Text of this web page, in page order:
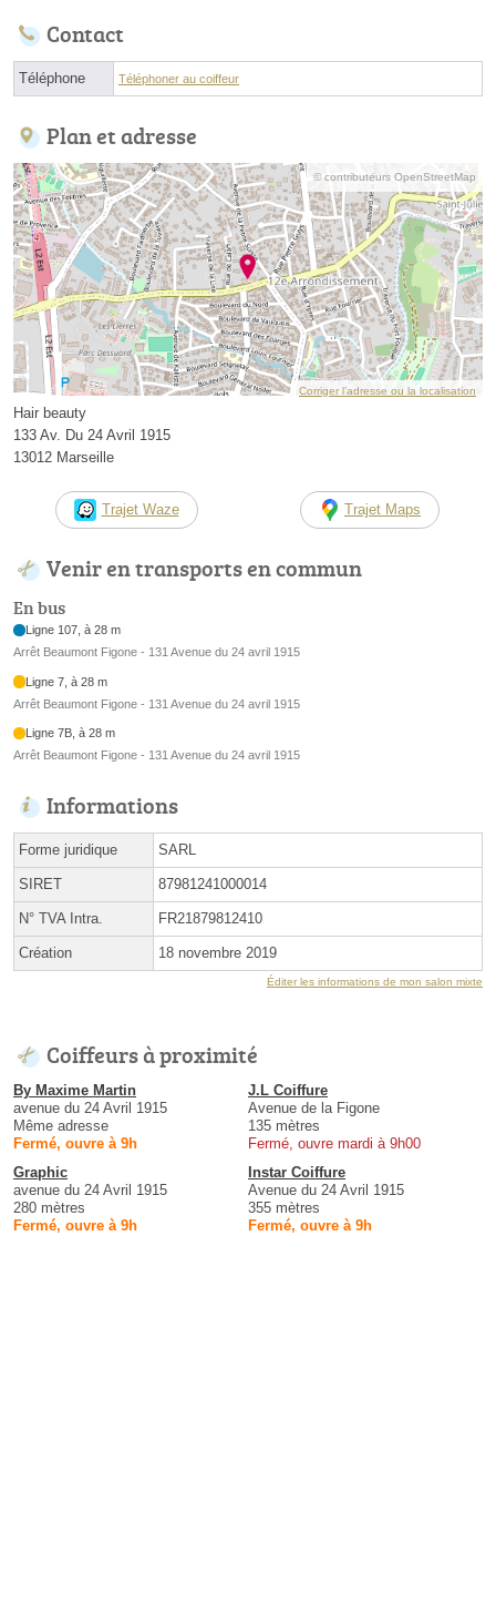
Contact
Téléphone Téléphoner au coiffeur
Plan et adresse
© contributeurs OpenStreetMap
Corriger l’adresse ou la localisation
Hair beauty
133 Av. Du 24 Avril 1915
13012 Marseille
Trajet Waze Trajet Maps
Venir en transports en commun
En bus
Ligne 107, à 28 m
Arrêt Beaumont Figone - 131 Avenue du 24 avril 1915
Ligne 7, à 28 m
Arrêt Beaumont Figone - 131 Avenue du 24 avril 1915
Ligne 7B, à 28 m
Arrêt Beaumont Figone - 131 Avenue du 24 avril 1915
Informations
Forme juridique SARL
SIRET 87981241000014
N° TVA Intra. FR21879812410
Création 18 novembre 2019
Éditer les informations de mon salon mixte
Coiffeurs à proximité
By Maxime Martin
avenue du 24 Avril 1915
Même adresse
Fermé, ouvre à 9h
J.L Coiffure
Avenue de la Figone
135 mètres
Fermé, ouvre mardi à 9h00
Graphic
avenue du 24 Avril 1915
280 mètres
Fermé, ouvre à 9h
Instar Coiffure
Avenue du 24 Avril 1915
355 mètres
Fermé, ouvre à 9h